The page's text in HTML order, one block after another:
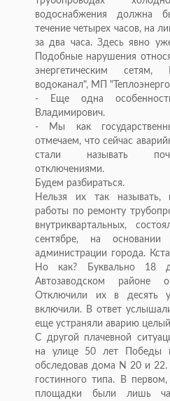
водоснабжения должна
течение четырех часов, на
за два часа. Здесь явно
Подобные нарушения
энергетическим
водоканал", МП
- Еще одна
Владимирович.
- Мы как
отмечаем, что сейчас
стали называть
отключениями.
Будем разбираться.
Нельзя их так называть,
работы по ремонту
внутриквартальных,
сентябре, на основании
администрации города.
Но как? Буквально 18
Автозаводском районе
Отключили их в десять
включили. В ответ
еще устраняли аварию
С другой плачевной
на улице 50 лет Победы
обследовав дома N 20 и
гостинного типа. В
площадки были лишь